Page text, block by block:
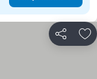
Compartir